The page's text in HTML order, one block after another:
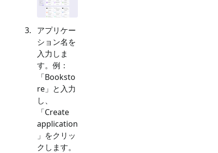
アプリケー
ション名を
入力しま
す。例：
「Booksto
re」と入力
し、
「Create
application
」をクリッ
クします。